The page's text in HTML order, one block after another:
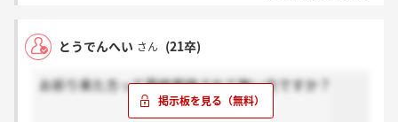
とうでんへい さん (21卒)
お祈り来た方って最終面接されて無い方ですか？